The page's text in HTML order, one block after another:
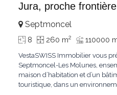
Jura, proche
Septmoncel
8 260 m2 110000
VestaSWISS Immobilier vous
Septmoncel-Les Molunes,
maison d’habitation et d’un
touristique, dans un